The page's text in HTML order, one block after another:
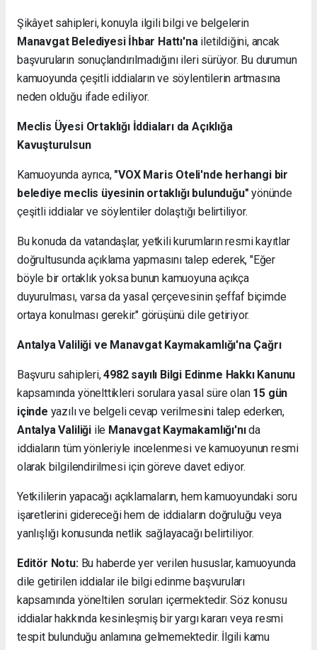
Şikâyet sahipleri, konuyla ilgili bilgi ve belgelerin
Manavgat Belediyesi İhbar Hattı'na iletildiğini, ancak
başvuruların sonuçlandırılmadığını ileri sürüyor. Bu durumun
kamuoyunda çeşitli iddiaların ve söylentilerin artmasına
neden olduğu ifade ediliyor.
Meclis Üyesi Ortaklığı İddiaları da Açıklığa
Kavuşturulsun
Kamuoyunda ayrıca, "VOX Maris Oteli'nde herhangi bir
belediye meclis üyesinin ortaklığı bulunduğu" yönünde
çeşitli iddialar ve söylentiler dolaştığı belirtiliyor.
Bu konuda da vatandaşlar, yetkili kurumların resmi kayıtlar
doğrultusunda açıklama yapmasını talep ederek, "Eğer
böyle bir ortaklık yoksa bunun kamuoyuna açıkça
duyurulması, varsa da yasal çerçevesinin şeffaf biçimde
ortaya konulması gerekir." görüşünü dile getiriyor.
Antalya Valiliği ve Manavgat Kaymakamlığı'na Çağrı
Başvuru sahipleri,4982 sayılı Bilgi Edinme Hakkı Kanunu
kapsamında yönelttikleri sorulara yasal süre olan 15 gün
içinde yazılı ve belgeli cevap verilmesini talep ederken,
Antalya Valiliğiile Manavgat Kaymakamlığı'nıda
iddiaların tüm yönleriyle incelenmesi ve kamuoyunun resmi
olarak bilgilendirilmesi için göreve davet ediyor.
Yetkililerin yapacağı açıklamaların, hem kamuoyundaki soru
işaretlerini gidereceği hem de iddiaların doğruluğu veya
yanlışlığı konusunda netlik sağlayacağı belirtiliyor.
Editör Notu:Bu haberde yer verilen hususlar, kamuoyunda
dile getirilen iddialar ile bilgi edinme başvuruları
kapsamında yöneltilen soruları içermektedir. Söz konusu
iddialar hakkında kesinleşmiş bir yargı kararı veya resmi
tespit bulunduğu anlamına gelmemektedir. İlgili kamu